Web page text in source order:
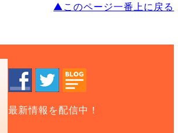
▲このページ一番上に戻る
最新情報を配信中！